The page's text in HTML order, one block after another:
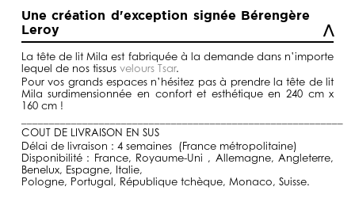
590,00€
Une création d'exception signée Bérengère
Leroy
La tête de lit Mila est fabriquée à la demande dans n’importe
lequel de nos tissus velours Tsar.
Pour vos grands espaces n’hésitez pas à prendre la tête de lit
Mila surdimensionnée en confort et esthétique en 240 cm x
160 cm !
COUT DE LIVRAISON EN SUS
Délai de livraison : 4 semaines (France métropolitaine)
Disponibilité : France, Royaume-Uni , Allemagne, Angleterre,
Benelux, Espagne, Italie,
Pologne, Portugal, République tchèque, Monaco, Suisse.